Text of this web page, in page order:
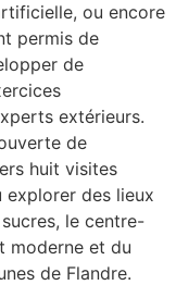
ou encore
permis de
de
extérieurs.
de
huit visites
des lieux
le centre-
moderne et du
de Flandre.